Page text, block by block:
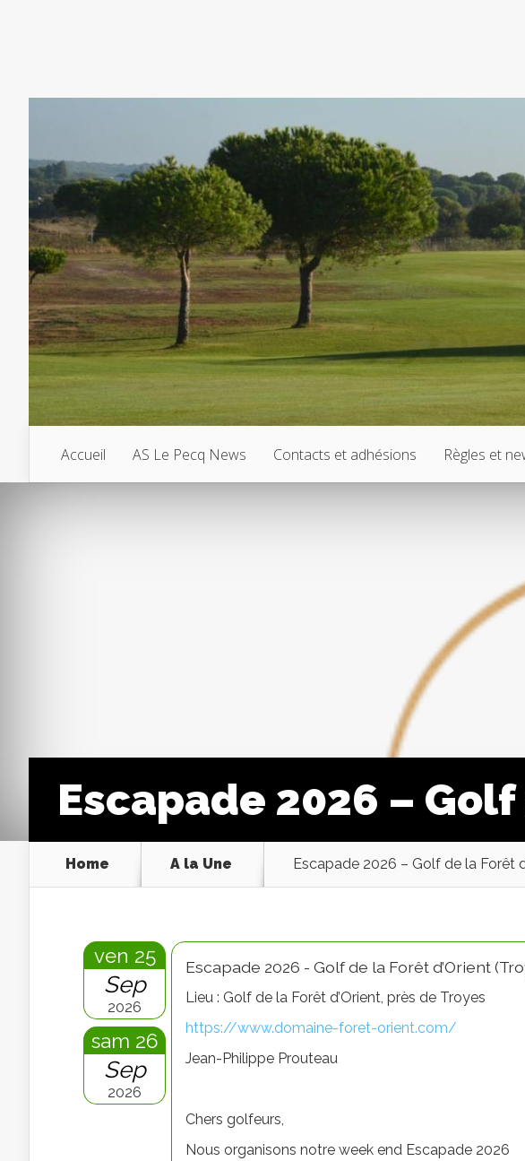
Accueil AS Le Pecq News Contacts et adhésions Règles et
Escapade 2026 –
Home A la Une Escapade 2026 – Golf de la Forêt
ven 25
Sep
2026
sam 26
Sep
2026
Escapade 2026 - Golf de la Forêt d’Orient
Lieu : Golf de la Forêt d’Orient, près de Troyes
https://www.domaine-foret-orient.com/
Jean-Philippe Prouteau
Chers golfeurs,
Nous organisons notre week end Escapade 2026